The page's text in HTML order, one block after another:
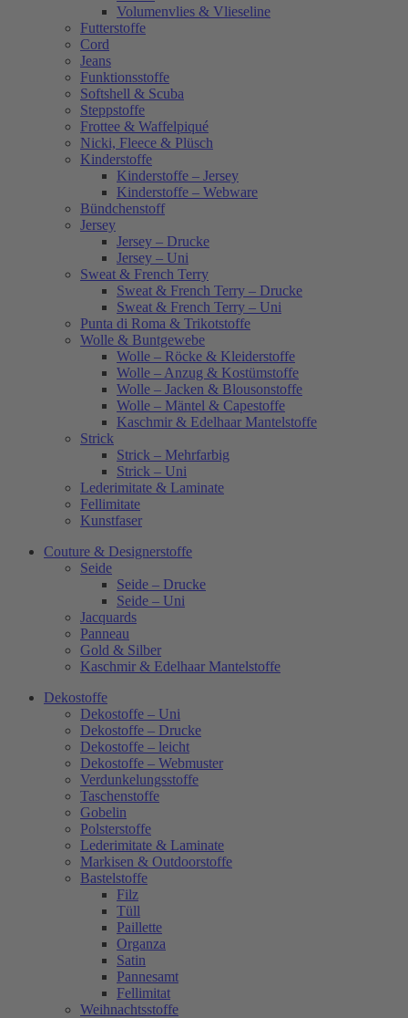
Volumenvlies & Vlieseline
Futterstoffe
Cord
Jeans
Funktionsstoffe
Softshell & Scuba
Steppstoffe
Frottee & Waffelpiqué
Nicki, Fleece & Plüsch
Kinderstoffe
Kinderstoffe – Jersey
Kinderstoffe – Webware
Bündchenstoff
Jersey
Jersey – Drucke
Jersey – Uni
Sweat & French Terry
Sweat & French Terry – Drucke
Sweat & French Terry – Uni
Punta di Roma & Trikotstoffe
Wolle & Buntgewebe
Wolle – Röcke & Kleiderstoffe
Wolle – Anzug & Kostümstoffe
Wolle – Jacken & Blousonstoffe
Wolle – Mäntel & Capestoffe
Kaschmir & Edelhaar Mantelstoffe
Strick
Strick – Mehrfarbig
Strick – Uni
Lederimitate & Laminate
Fellimitate
Kunstfaser
Couture & Designerstoffe
Seide
Seide – Drucke
Seide – Uni
Jacquards
Panneau
Gold & Silber
Kaschmir & Edelhaar Mantelstoffe
Dekostoffe
Dekostoffe – Uni
Dekostoffe – Drucke
Dekostoffe – leicht
Dekostoffe – Webmuster
Verdunkelungsstoffe
Taschenstoffe
Gobelin
Polsterstoffe
Lederimitate & Laminate
Markisen & Outdoorstoffe
Bastelstoffe
Filz
Tüll
Paillette
Organza
Satin
Pannesamt
Fellimitat
Weihnachtsstoffe